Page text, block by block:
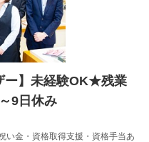
ー】未経験OK★残業
9日休み
金・資格取得支援・資格手当あ